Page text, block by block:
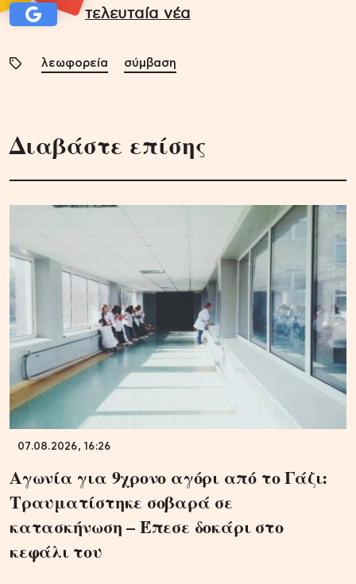
τελευταία νέα
λεωφορεία σύμβαση
Διαβάστε επίσης
07.08.2026, 16:26
Αγωνία για 9χρονο αγόρι από το Γάζι:
Τραυματίστηκε σοβαρά σε
κατασκήνωση – Έπεσε δοκάρι στο
κεφάλι του